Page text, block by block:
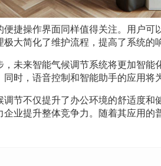
便捷操作界面同样值得关注。用户
极大简化了维护流程，提高了系统的
，未来智能气候调节系统将更加智
时，语音控制和智能助手的应用将
调节不仅提升了办公环境的舒适度
企业提升整体竞争力。随着其应用